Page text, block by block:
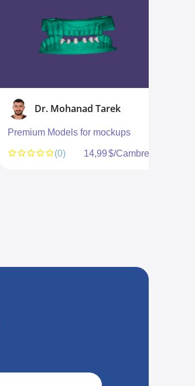
Dr. Mohanad Tarek
Premium Models for mockups
(0)
14,99 $/Cambre